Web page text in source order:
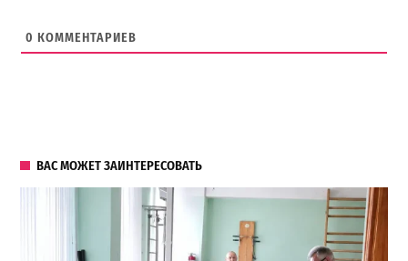
0 КОММЕНТАРИЕВ
ВАС МОЖЕТ ЗАИНТЕРЕСОВАТЬ